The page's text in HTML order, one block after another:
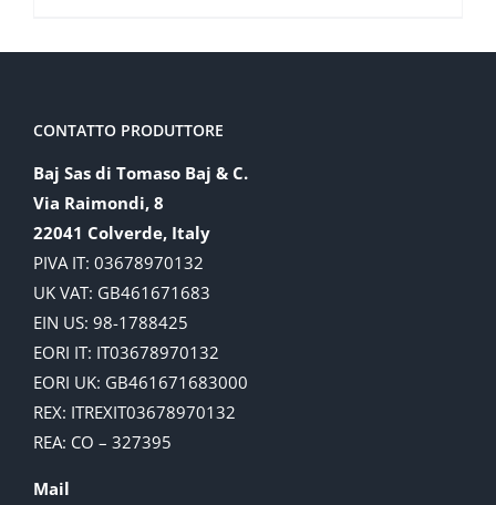
CONTATTO PRODUTTORE
Baj Sas di Tomaso Baj & C.
Via Raimondi, 8
22041 Colverde, Italy
PIVA IT: 03678970132
UK VAT: GB461671683
EIN US: 98-1788425
EORI IT: IT03678970132
EORI UK: GB461671683000
REX: ITREXIT03678970132
REA: CO – 327395
Mail